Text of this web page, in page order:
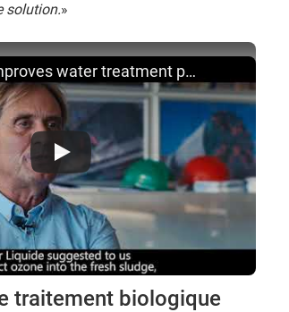
solution.»
AQUIRIS improves water treatment process
traitement biologique